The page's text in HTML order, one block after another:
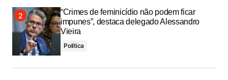
“Crimes de feminicídio não podem ficar
impunes”, destaca delegado Alessandro
Vieira
Política